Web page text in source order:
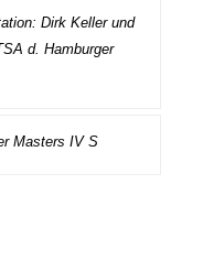
Dirk Keller und
d. Hamburger
Masters IV S